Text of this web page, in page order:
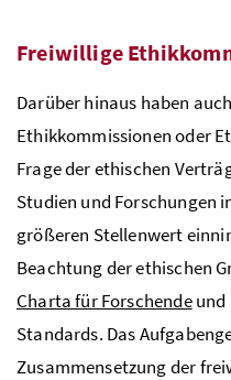
Freiwillige
Darüber hinaus haben
Ethikkommissionen oder
Frage der ethischen
Studien und Forschungen
größeren Stellenwert
Beachtung der ethischen
Charta für Forschendeund
Standards. Das
Zusammensetzung der